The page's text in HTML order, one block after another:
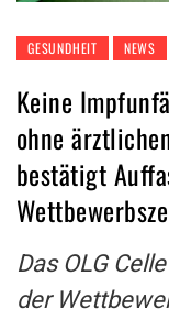
GESUNDHEIT NEWS
Keine
ohne
bestätigt
Das OLG
der